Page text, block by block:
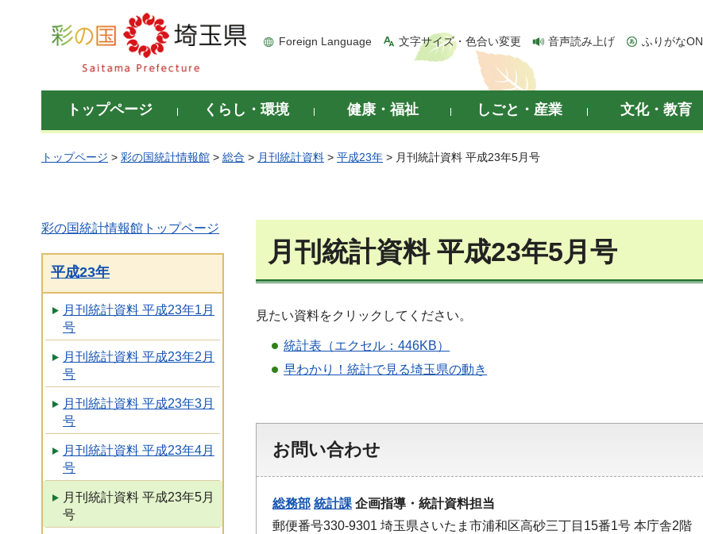
彩の国 埼玉県
Foreign Language 文字サイズ・色合い変更 音声読み上げ ふりがなON
トップページ くらし・環境 健康・福祉 しごと・産業 文化・教育
トップページ > 彩の国統計情報館 > 総合 > 月刊統計資料 > 平成23年 > 月刊統計資料 平成23年5月号
彩の国統計情報館トップページ
平成23年
月刊統計資料 平成23年1月
号
月刊統計資料 平成23年2月
号
月刊統計資料 平成23年3月
号
月刊統計資料 平成23年4月
号
月刊統計資料 平成23年5月
号
月刊統計資料 平成23年5月号
見たい資料をクリックしてください。
統計表（エクセル：446KB）
早わかり！統計で見る埼玉県の動き
お問い合わせ
総務部 統計課 企画指導・統計資料担当
郵便番号330-9301 埼玉県さいたま市浦和区高砂三丁目15番1号 本庁舎2階